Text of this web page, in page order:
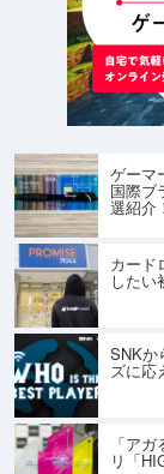
ゲーマ
国際ブ
選紹介
カード
したい
SNKか
ズに応
「ア
リ「